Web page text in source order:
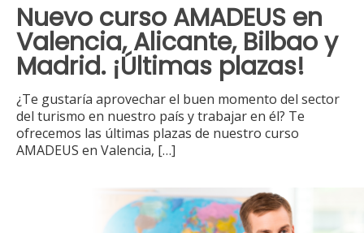
Nuevo curso AMADEUS en
Valencia, Alicante, Bilbao y
Madrid. ¡Últimas plazas!
¿Te gustaría aprovechar el buen momento del sector
del turismo en nuestro país y trabajar en él? Te
ofrecemos las últimas plazas de nuestro curso
AMADEUS en Valencia, […]